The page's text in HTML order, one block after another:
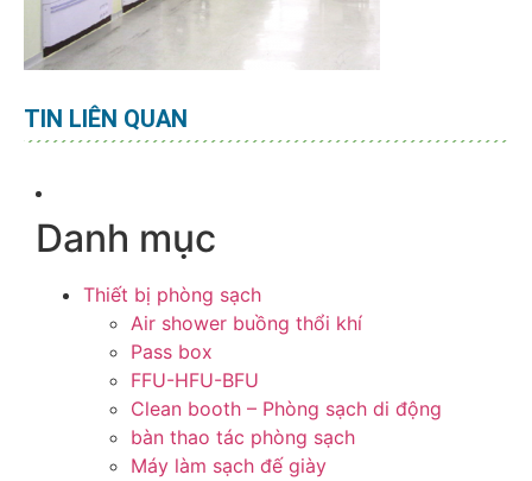
TIN LIÊN QUAN
Danh mục
Thiết bị phòng sạch
Air shower buồng thổi khí
Pass box
FFU-HFU-BFU
Clean booth – Phòng sạch di động
bàn thao tác phòng sạch
Máy làm sạch đế giày